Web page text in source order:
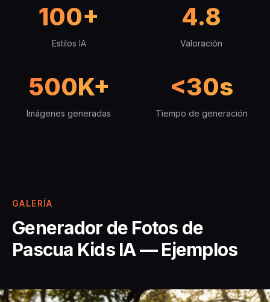
100+
Estilos IA
4.8
Valoración
500K+
Imágenes generadas
<30s
Tiempo de generación
GALERÍA
Generador de Fotos de
Pascua Kids IA — Ejemplos